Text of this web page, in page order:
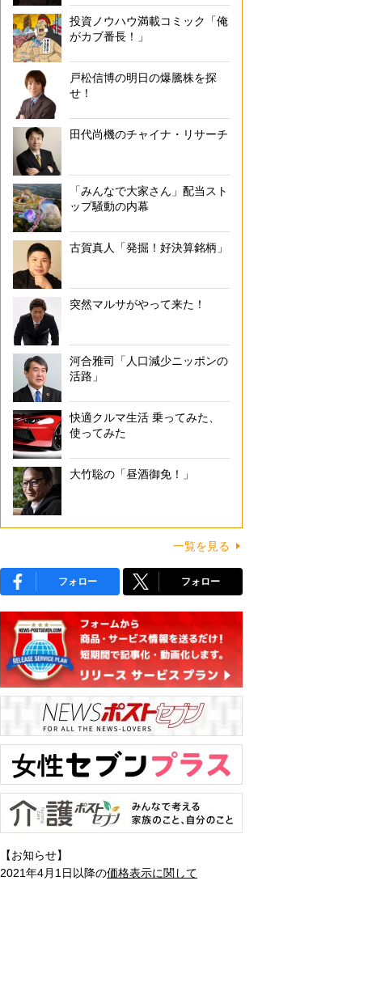
投資ノウハウ満載コミック「俺
がカブ番長！」
戸松信博の明日の爆騰株を探
せ！
田代尚機のチャイナ・リサーチ
「みんなで大家さん」配当スト
ップ騒動の内幕
古賀真人「発掘！好決算銘柄」
突然マルサがやって来た！
河合雅司「人口減少ニッポンの
活路」
快適クルマ生活 乗ってみた、
使ってみた
大竹聡の「昼酒御免！」
一覧を見る
フォロー フォロー
【お知らせ】
2021年4月1日以降の価格表示に関して